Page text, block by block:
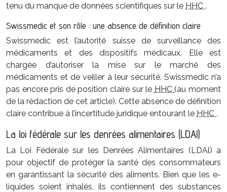
tenu du manque de données scientifiques sur le HHC .
Swissmedic et son rôle : une absence de définition claire
Swissmedic est l’autorité suisse de surveillance des
médicaments et des dispositifs médicaux. Elle est
chargée d’autoriser la mise sur le marché des
médicaments et de veiller à leur sécurité. Swissmedic n’a
pas encore pris de position claire sur le HHC(au moment
de la rédaction de cet article). Cette absence de définition
claire contribue à l’incertitude juridique entourant le HHC .
La loi fédérale sur les denrées alimentaires (LDAl)
La Loi Fédérale sur les Denrées Alimentaires (LDAl) a
pour objectif de protéger la santé des consommateurs
en garantissant la sécurité des aliments. Bien que les e-
liquides soient inhalés, ils contiennent des substances